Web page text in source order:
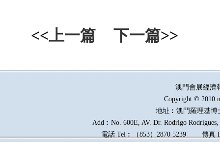
<<上一篇 下一篇>>
澳門會展經
Copyright © 2010
地址︰澳門羅理基博
Add︰No. 600E, AV. Dr. Rodrigo
電話 Tel︰（853）2870 5239傳真